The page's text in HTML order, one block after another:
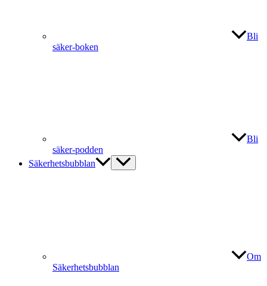
Bli
säker-boken
Bli
säker-podden
Säkerhetsbubblan
Om
Säkerhetsbubblan